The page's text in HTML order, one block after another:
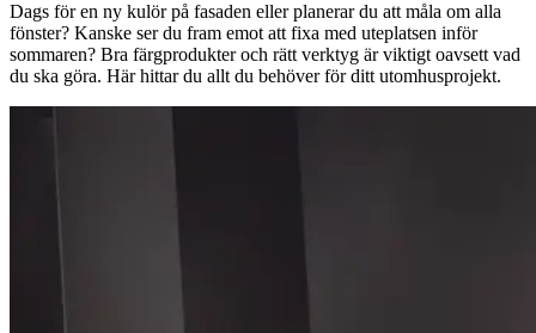
Dags för en ny kulör på fasaden eller planerar du att måla om alla
fönster? Kanske ser du fram emot att fixa med uteplatsen inför
sommaren? Bra färgprodukter och rätt verktyg är viktigt oavsett vad
du ska göra. Här hittar du allt du behöver för ditt utomhusprojekt.